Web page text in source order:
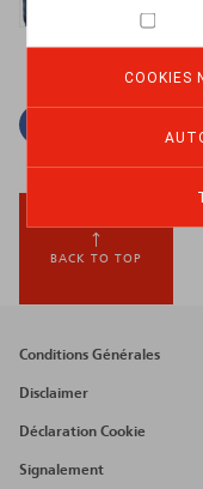
COOKIES
BACK TO TOP
Footer
menu
Conditions Générales
Disclaimer
Déclaration Cookie
Signalement